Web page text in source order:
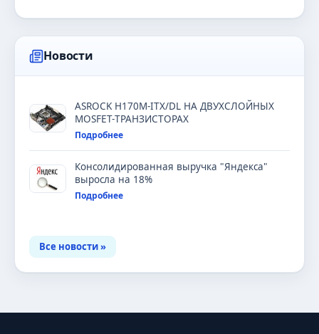
Новости
ASROCK H170M-ITX/DL НА ДВУХСЛОЙНЫХ
MOSFET-ТРАНЗИСТОРАХ
Подробнее
Консолидированная выручка "Яндекса"
выросла на 18%
Подробнее
Все новости »